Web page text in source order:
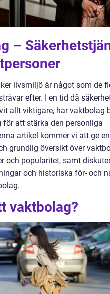
–
livsmiljö är något som de
efter. I en tid då
allt viktigare, har vaktbolag
för att stärka den personliga
artikel kommer vi att ge en
grundlig översikt över
och popularitet, samt
och historiska för- och
vaktbolag?